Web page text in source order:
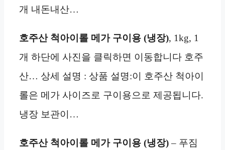
개 내돈내산…
호주산 척아이롤 메가 구이용 (냉장), 1kg, 1
개 하단에 사진을 클릭하면 이동합니다 호주
산… 상세 설명 : 상품 설명:이 호주산 척아이
롤은 메가 사이즈로 구이용으로 제공됩니다.
냉장 보관이…
호주산 척아이롤 메가 구이용 (냉장)– 푸짐